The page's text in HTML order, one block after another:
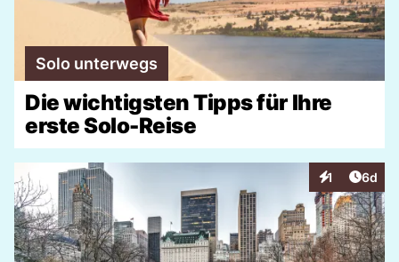
Solo unterwegs
Die wichtigsten Tipps für Ihre
erste Solo-Reise
1
Interaktionen
6d